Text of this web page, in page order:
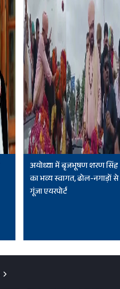
अयोध्या में बृजभूषण शरण सिंह
का भव्य स्वागत, ढोल-नगाड़ों से
गूंजा एयरपोर्ट